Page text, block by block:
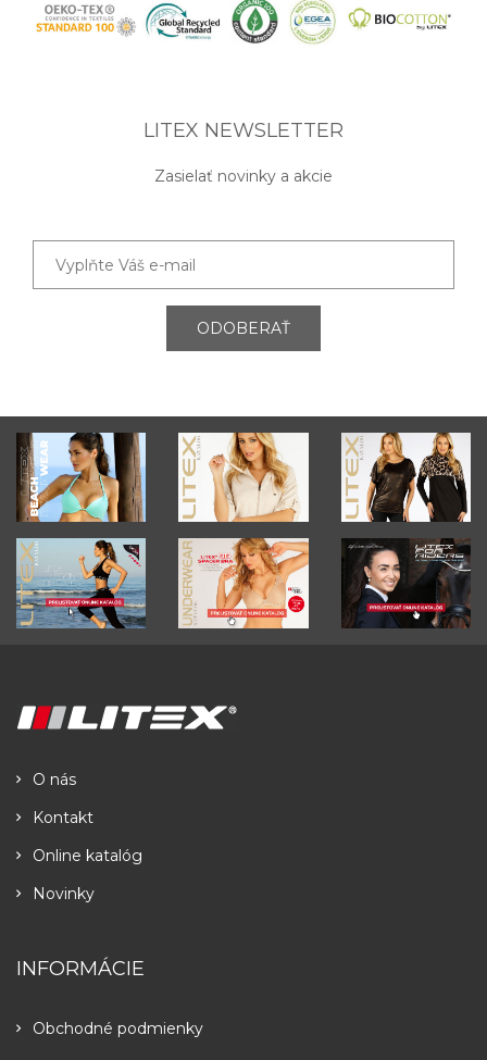
LITEX NEWSLETTER
Zasielať novinky a akcie
ODOBERAŤ
O nás
Kontakt
Online katalóg
Novinky
INFORMÁCIE
Obchodné podmienky